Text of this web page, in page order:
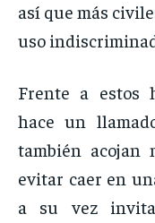
así que más
uso
Frente a estos
hace un
también acojan
evitar caer en
a su vez